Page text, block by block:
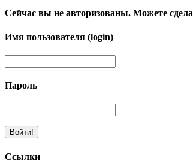
Сейчас вы не авторизованы. Можете
Имя пользователя (login)
Пароль
Ссылки